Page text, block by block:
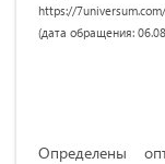
https://
(дата обращения:
Определены